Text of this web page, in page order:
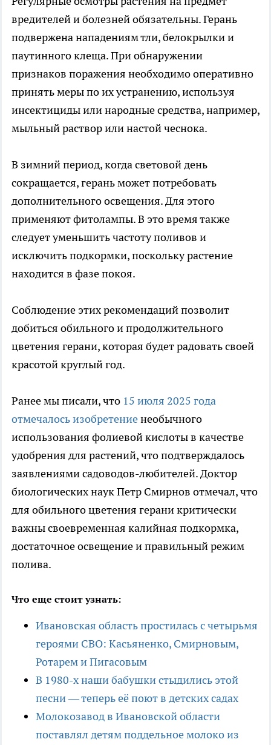
вредителей и болезней обязательны. Герань
подвержена нападениям тли, белокрылки и
паутинного клеща. При обнаружении
признаков поражения необходимо оперативно
принять меры по их устранению, используя
инсектициды или народные средства, например,
мыльный раствор или настой чеснока.
В зимний период, когда световой день
сокращается, герань может потребовать
дополнительного освещения. Для этого
применяют фитолампы. В это время также
следует уменьшить частоту поливов и
исключить подкормки, поскольку растение
находится в фазе покоя.
Соблюдение этих рекомендаций позволит
добиться обильного и продолжительного
цветения герани, которая будет радовать своей
красотой круглый год.
Ранее мы писали, что 15 июля 2025 года
отмечалось изобретениенеобычного
использования фолиевой кислоты в качестве
удобрения для растений, что подтверждалось
заявлениями садоводов-любителей. Доктор
биологических наук Петр Смирнов отмечал, что
для обильного цветения герани критически
важны своевременная калийная подкормка,
достаточное освещение и правильный режим
полива.
Что еще стоит узнать:
Ивановская область простилась с четырьмя
героями СВО: Касьяненко, Смирновым,
Ротарем и Пигасовым
В 1980-х наши бабушки стыдились этой
песни — теперь её поют в детских садах
Молокозавод в Ивановской области
поставлял детям поддельное молоко из